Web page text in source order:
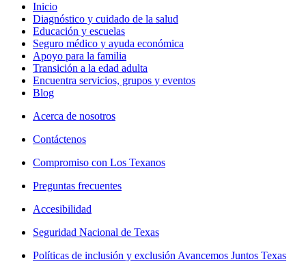
Inicio
Diagnóstico y cuidado de la salud
Educación y escuelas
Seguro médico y ayuda económica
Apoyo para la familia
Transición a la edad adulta
Encuentra servicios, grupos y eventos
Blog
Acerca de nosotros
Contáctenos
Compromiso con Los Texanos
Preguntas frecuentes
Accesibilidad
Seguridad Nacional de Texas
Políticas de inclusión y exclusión Avancemos Juntos Texas